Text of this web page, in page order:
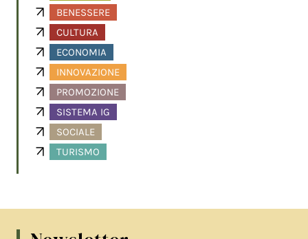
BENESSERE
CULTURA
ECONOMIA
INNOVAZIONE
PROMOZIONE
SISTEMA IG
SOCIALE
TURISMO